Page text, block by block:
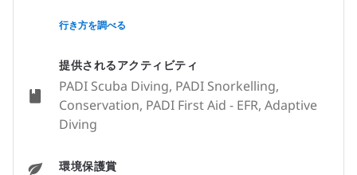
提供されるアクティビティ
PADI Scuba Diving, PADI Snorkelling,
Conservation, PADI First Aid - EFR, Adaptive
Diving
環境保護賞
None
行き方を調べる